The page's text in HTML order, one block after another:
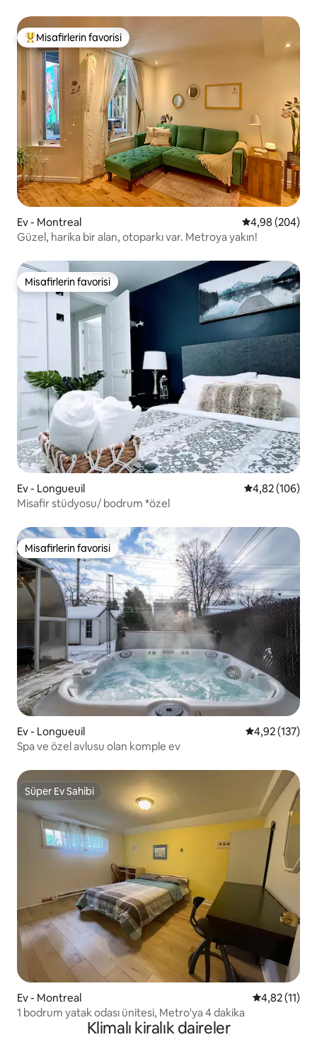
Misafirlerin favorilerinden en beğenilenler arasında
Misafirlerin favorisi
Ev - Montreal 5 üzerinden
4,98 (204)
Güzel, harika bir alan, otoparkı var. Metroya yakın!
Misafirlerin favorisi
Misafirlerin favorisi
Ev - Longueuil 5 üzerinden
4,82 (106)
Misafir stüdyosu/ bodrum *özel
Misafirlerin favorisi
Misafirlerin favorisi
Ev - Longueuil 5 üzerinden
4,92 (137)
Spa ve özel avlusu olan komple ev
Süper Ev Sahibi
Süper Ev Sahibi
Ev - Montreal 5 üzerinden
4,82 (11)
1 bodrum yatak odası ünitesi, Metro'ya 4 dakika
Klimalı kiralık daireler